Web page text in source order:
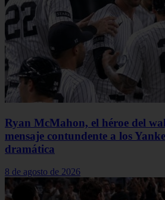
Ryan McMahon, el héroe del
mensaje contundente a los
dramática
8 de agosto de 2026